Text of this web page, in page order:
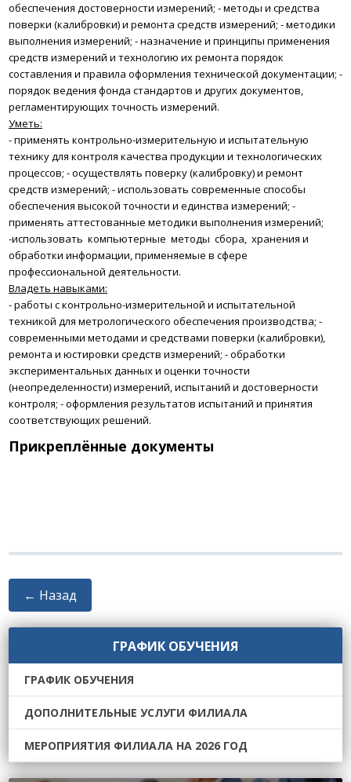
обеспечения достоверности измерений; - методы и средства
поверки (калибровки) и ремонта средств измерений; - методики
выполнения измерений; - назначение и принципы применения
средств измерений и технологию их ремонта порядок
составления и правила оформления технической документации; -
порядок ведения фонда стандартов и других документов,
регламентирующих точность измерений.
Уметь:
- применять контрольно-измерительную и испытательную
технику для контроля качества продукции и технологических
процессов; - осуществлять поверку (калибровку) и ремонт
средств измерений; - использовать современные способы
обеспечения высокой точности и единства измерений; -
применять аттестованные методики выполнения измерений;
-использовать компьютерные методы сбора, хранения и
обработки информации, применяемые в сфере
профессиональной деятельности.
Владеть навыками:
- работы с контрольно-измерительной и испытательной
техникой для метрологического обеспечения производства; -
современными методами и средствами поверки (калибровки),
ремонта и юстировки средств измерений; - обработки
экспериментальных данных и оценки точности
(неопределенности) измерений, испытаний и достоверности
контроля; - оформления результатов испытаний и принятия
соответствующих решений.
Прикреплённые документы
← Назад
ГРАФИК ОБУЧЕНИЯ
ГРАФИК ОБУЧЕНИЯ
ДОПОЛНИТЕЛЬНЫЕ УСЛУГИ ФИЛИАЛА
МЕРОПРИЯТИЯ ФИЛИАЛА НА 2026 ГОД